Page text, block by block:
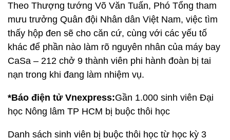
Theo Thượng tướng Võ Văn Tuấn, Phó Tổng tham
mưu trưởng Quân đội Nhân dân Việt Nam, việc tìm
thấy hộp đen sẽ cho căn cứ, cùng với các yếu tố
khác để phần nào làm rõ nguyên nhân của máy bay
CaSa – 212 chở 9 thành viên phi hành đoàn bị tai
nạn trong khi đang làm nhiệm vụ.
*Báo điện tử Vnexpress:Gần 1.000 sinh viên Đại
học Nông lâm TP HCM bị buộc thôi học
Danh sách sinh viên bị buộc thôi học từ học kỳ 3